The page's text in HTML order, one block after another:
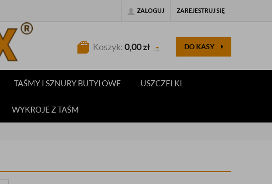
ZALOGUJ ZAREJESTRUJ SIĘ
Koszyk: 0,00zł DO KASY
TAŚMY I SZNURY BUTYLOWE USZCZELKI
WYKROJE Z TAŚM